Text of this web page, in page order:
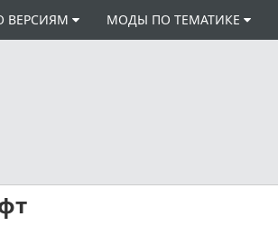
МОДЫ ПО ТЕМАТИКЕ